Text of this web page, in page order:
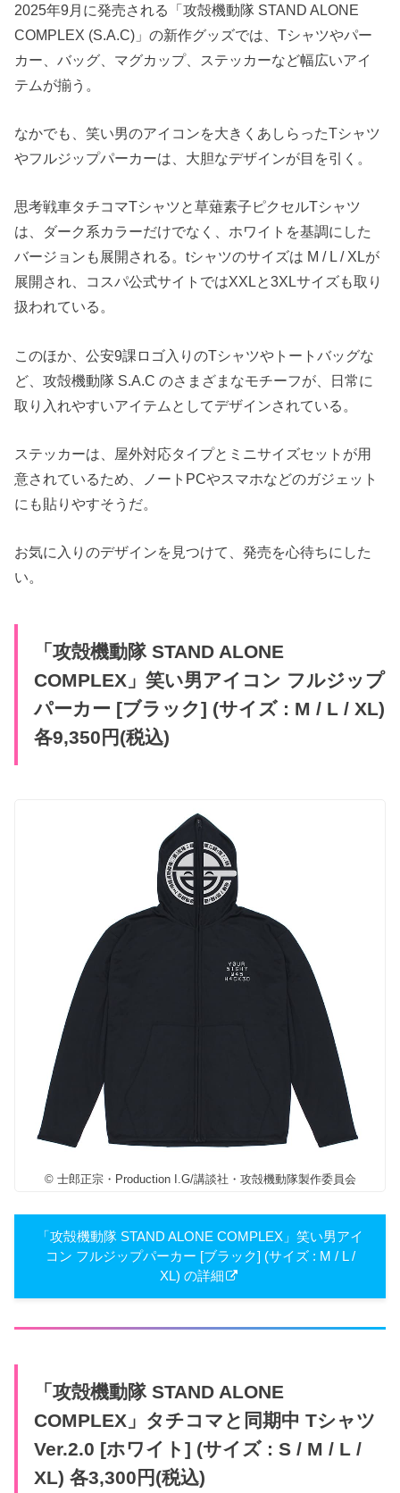
2025年9月に発売される「攻殻機動隊 STAND ALONE
COMPLEX (S.A.C)」の新作グッズでは、Tシャツやパー
カー、バッグ、マグカップ、ステッカーなど幅広いアイ
テムが揃う。
なかでも、笑い男のアイコンを大きくあしらったTシャツ
やフルジップパーカーは、大胆なデザインが目を引く。
思考戦車タチコマTシャツと草薙素子ピクセルTシャツ
は、ダーク系カラーだけでなく、ホワイトを基調にした
バージョンも展開される。tシャツのサイズは M / L / XLが
展開され、コスパ公式サイトではXXLと3XLサイズも取り
扱われている。
このほか、公安9課ロゴ入りのTシャツやトートバッグな
ど、攻殻機動隊 S.A.C のさまざまなモチーフが、日常に
取り入れやすいアイテムとしてデザインされている。
ステッカーは、屋外対応タイプとミニサイズセットが用
意されているため、ノートPCやスマホなどのガジェット
にも貼りやすそうだ。
お気に入りのデザインを見つけて、発売を心待ちにした
い。
「攻殻機動隊 STAND ALONE
COMPLEX」笑い男アイコン フルジップ
パーカー [ブラック] (サイズ : M / L / XL)
各9,350円(税込)
© 士郎正宗・Production I.G/講談社・攻殻機動隊製作委員会
「攻殻機動隊 STAND ALONE COMPLEX」笑い男アイ
コン フルジップパーカー [ブラック] (サイズ : M / L /
XL) の詳細
「攻殻機動隊 STAND ALONE
COMPLEX」タチコマと同期中 Tシャツ
Ver.2.0 [ホワイト] (サイズ : S / M / L /
XL) 各3,300円(税込)